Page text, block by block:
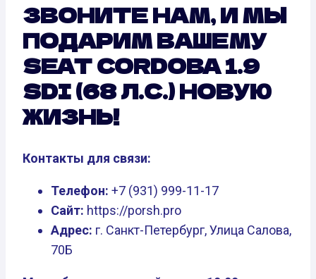
ЗВОНИТЕ НАМ, И МЫ
ПОДАРИМ ВАШЕМУ
SEAT CORDOBA 1.9
SDI (68 Л.С.) НОВУЮ
ЖИЗНЬ!
Контакты для связи:
Телефон: +7 (931) 999-11-17
Сайт: https://porsh.pro
Адрес: г. Санкт-Петербург, Улица Салова,
70Б